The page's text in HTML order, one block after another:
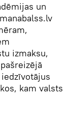
un
izmaksu,
kam valsts